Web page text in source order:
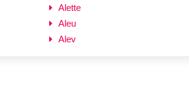
Alette
Aleu
Alev